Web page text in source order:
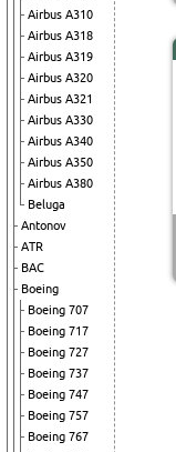
Airbus A310
Airbus A318
Airbus A319
Airbus A320
Airbus A321
Airbus A330
Airbus A340
Airbus A350
Airbus A380
Beluga
Antonov
ATR
BAC
Boeing
Boeing 707
Boeing 717
Boeing 727
Boeing 737
Boeing 747
Boeing 757
Boeing 767